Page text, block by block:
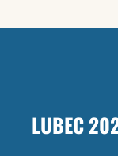
LUBEC